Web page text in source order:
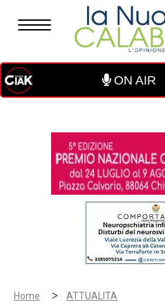
ON AIR
Home > ATTUALITA